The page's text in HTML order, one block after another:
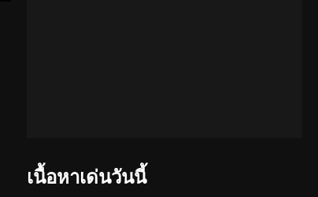
เนื้อหาเด่นวันนี้